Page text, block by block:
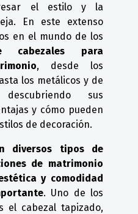
el estilo y la
En este extenso
en el mundo de los
cabezales para
, desde los
los metálicos y de
sus
y cómo pueden
de decoración.
diversos tipos de
de matrimonio
y comodidad
. Uno de los
el cabezal tapizado,